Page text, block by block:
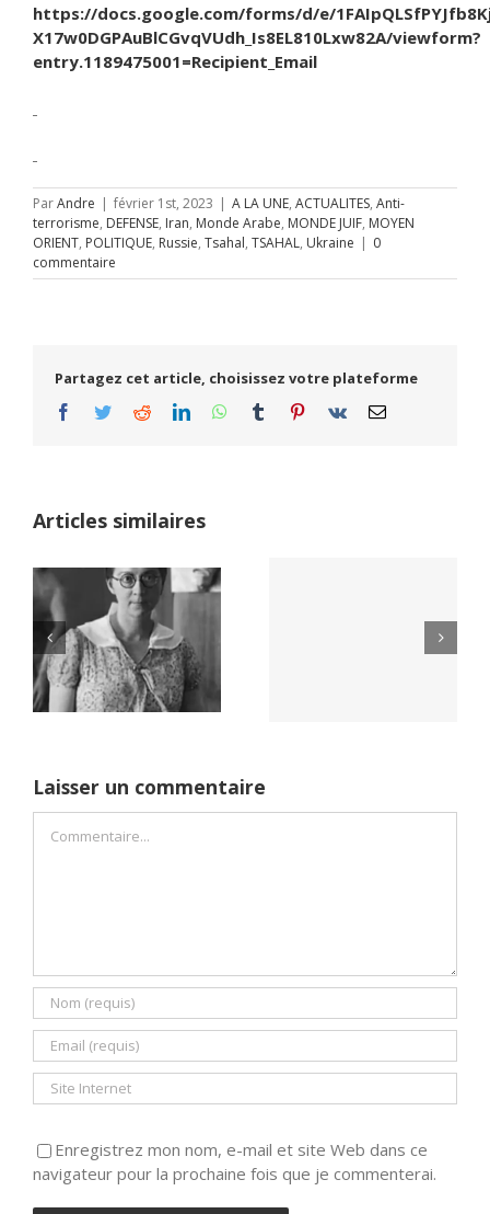
https://docs.google.com/forms/d/e/
X17w0DGPAuBlCGvqVUdh_Is8EL810Lxw82A/viewform?
entry.1189475001=Recipient_Email
ParAndre | février 1st, 2023 | A LA UNE, ACTUALITES, Anti-
terrorisme, DEFENSE, Iran, Monde Arabe, MONDE JUIF, MOYEN
ORIENT, POLITIQUE, Russie, Tsahal, TSAHAL, Ukraine | 0
commentaire
Partagez cet article, choisissez votre plateforme
Facebook
TwitterRedditLinkedInWhatsApp
Tumblr Pinterest
Vk Email
Articles similaires
Netflix Field of
Dreams (1989)
Yaïr Golan : une
Laisser un commentaire
Enregistrez mon nom, e-mail et site Web dans ce
navigateur pour la prochaine fois que je commenterai.